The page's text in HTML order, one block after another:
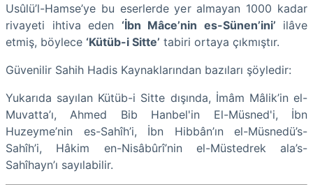
Usûlü’l-Hamse’ye bu eserlerde yer almayan 1000 kadar
rivayeti ihtiva eden ‘İbn Mâce’nin es-Sünen’ini’ ilâve
etmiş, böylece ‘Kütüb-i Sitte’ tabiri ortaya çıkmıştır.
Güvenilir Sahih Hadis Kaynaklarından bazıları şöyledir:
Yukarıda sayılan Kütüb-i Sitte dışında, İmâm Mâlik’in el-
Muvatta’ı, Ahmed Bib Hanbel'in El-Müsned'i, İbn
Huzeyme’nin es-Sahîh’i, İbn Hibbân’ın el-Müsnedü’s-
Sahîh’i, Hâkim en-Nisâbûrî’nin el-Müstedrek ala’s-
Sahîhayn’ı sayılabilir.